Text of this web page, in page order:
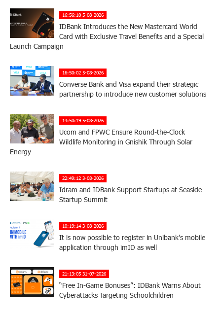
16:56:10 5-08-2026
IDBank Introduces the New Mastercard World
Card with Exclusive Travel Benefits and a Special
Launch Campaign
16:50:02 5-08-2026
Converse Bank and Visa expand their strategic
partnership to introduce new customer solutions
14:50:19 5-08-2026
Ucom and FPWC Ensure Round-the-Clock
Wildlife Monitoring in Gnishik Through Solar
Energy
22:49:12 3-08-2026
Idram and IDBank Support Startups at Seaside
Startup Summit
10:19:14 3-08-2026
It is now possible to register in Unibank’s mobile
application through imID as well
21:13:05 31-07-2026
“Free In-Game Bonuses”: IDBank Warns About
Cyberattacks Targeting Schoolchildren